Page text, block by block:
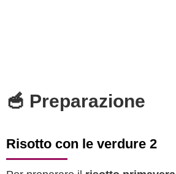
🥣 Preparazione
Risotto con le verdure 2